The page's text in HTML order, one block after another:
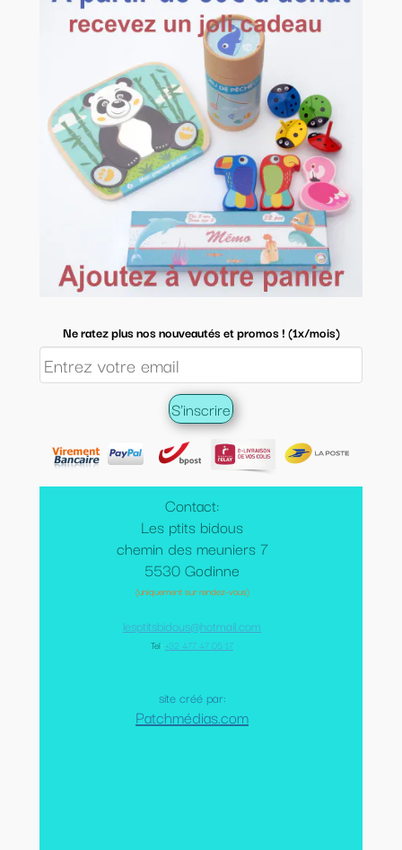
Contact:
Les ptits bidous
chemin des meuniers 7
5530 Godinne
(uniquement sur rendez-vous)
lesptitsbidous@hotmail.com
Tel: +32 477 47 05 17
site créé par:
Patchmédias.com
Ne ratez plus nos nouveautés et promos ! (1x/mois)